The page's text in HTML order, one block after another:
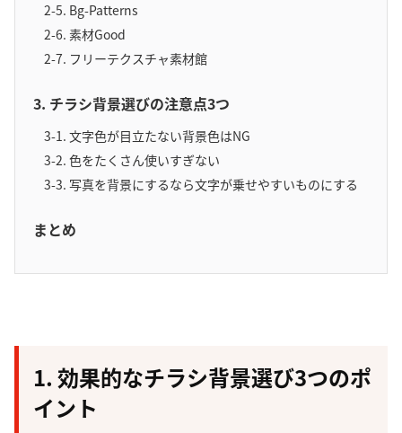
2-5. Bg-Patterns
2-6. 素材Good
2-7. フリーテクスチャ素材館
3. チラシ背景選びの注意点3つ
3-1. 文字色が目立たない背景色はNG
3-2. 色をたくさん使いすぎない
3-3. 写真を背景にするなら文字が乗せやすいものにする
まとめ
1. 効果的なチラシ背景選び3つのポ
イント